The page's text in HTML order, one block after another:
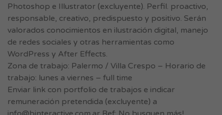
Photoshop e Illustrator (excluyente). Perfil. proactivo,
responsable, creativo, predispuesto y positivo. Serán
valorados conocimientos en ilustración digital, manejo
de redes sociales y otras herramientas como
WordPress y After Effects.
Zona de trabajo: Palermo / Villa Crespo – Horario de
trabajo: lunes a viernes – full time
Enviar link con portfolio de trabajos e indicar
remuneración pretendida (excluyente) a